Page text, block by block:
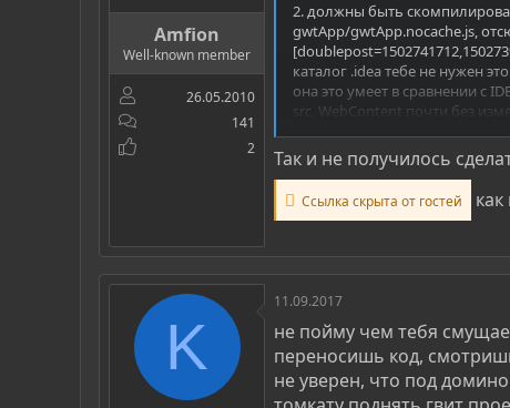
Amfion
Well-known member
26.05.2010
141
2
2. должны быть
gwtApp/gwtApp.nocache.js,
каталог .idea тебе не нужен
она это умеет в сравнении с
src, WebContent почти без
в pom.xml прописано
соответственно в target\ls-gwt
чем бы ты не собирал у тебя
с этим можно накосячить и не
в общем..
в target\ls-gwt\gwtApp должны
Код:
Так и не получилось
Ссылка скрыта от гостей
K
11.09.2017
не пойму чем тебя
переносишь код,
не уверен, что под